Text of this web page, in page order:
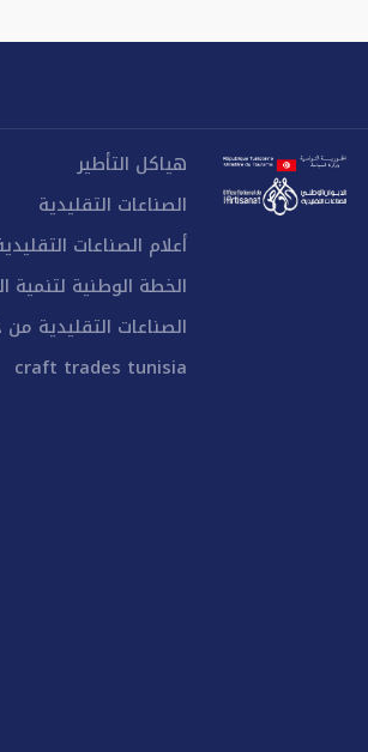
هياكل التأطير
الصناعات التقليدية
أعلام الصناعات
الخطة الوطنية لتنمية
الصناعات التقليدية من
craft trades tunisia